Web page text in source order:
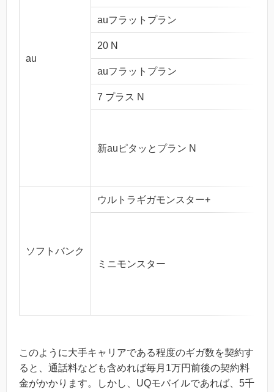
au
auフラットプラン
20 N
auフラットプラン
7 プラス N
新auピタッとプラン N
ソフトバンク
ウルトラギガモンスター+
ミニモンスター
このように大手キャリアである程度のギガ数を契約す
ると、通話料なども含めれば毎月1万円前後の契約料
金がかかります。しかし、UQモバイルであれば、5千